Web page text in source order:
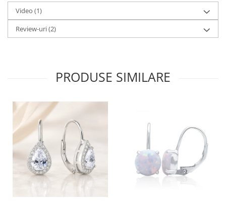
Video (1)
Review-uri(2)
PRODUSE SIMILARE